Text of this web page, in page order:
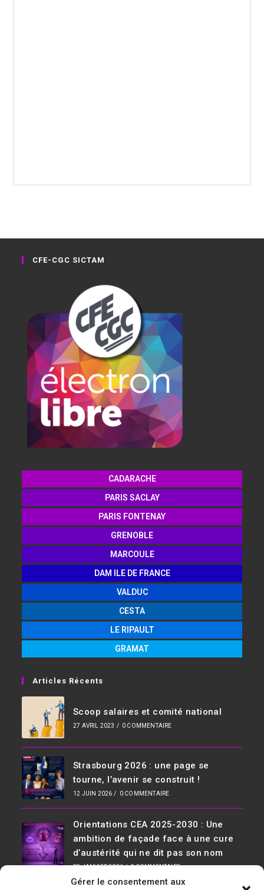
Gérer le consentement aux
CFE-CGC SICTAM
CADARACHE
PARIS SACLAY
PARIS FONTENAY
GRENOBLE
MARCOULE
DAM ILE DE FRANCE
VALDUC
CESTA
LE RIPAULT
GRAMAT
Articles Récents
Scoop salaires et comité national
27 AVRIL 2023 / 0 COMMENTAIRE
Strasbourg 2026 : une page se
tourne, l’avenir se construit !
12 JUIN 2026 / 0 COMMENTAIRE
Orientations CEA 2025-2030 : Une
ambition de façade face à une cure
d’austérité qui ne dit pas son nom
29 JANVIER 2026 / 0 COMMENTAIRE